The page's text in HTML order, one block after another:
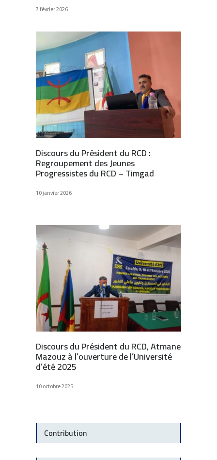
7 février 2026
Discours du Président du RCD :
Regroupement des Jeunes
Progressistes du RCD – Timgad
10 janvier 2026
Discours du Président du RCD, Atmane
Mazouz à l’ouverture de l’Université
d’été 2025
10 octobre 2025
Contribution